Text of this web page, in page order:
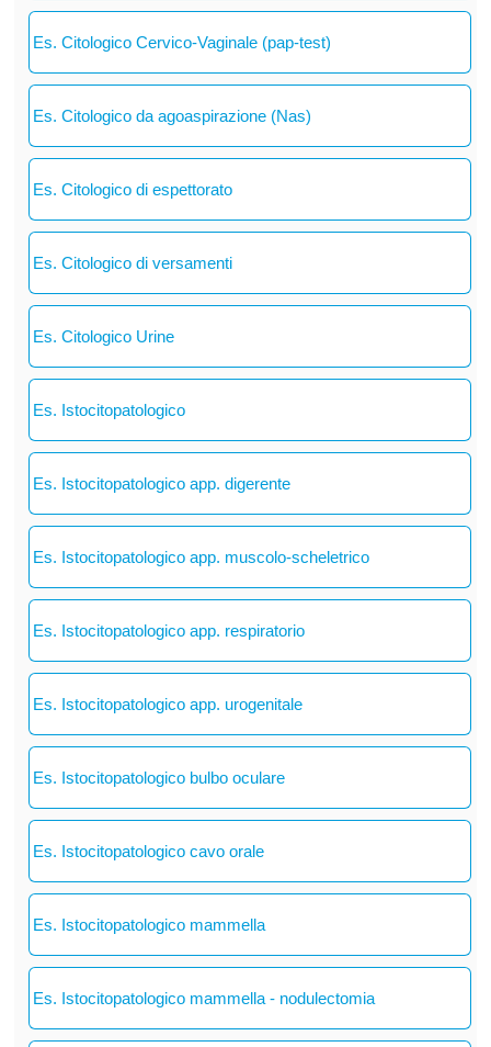
Es. Citologico Cervico-Vaginale (pap-test)
Es. Citologico da agoaspirazione (Nas)
Es. Citologico di espettorato
Es. Citologico di versamenti
Es. Citologico Urine
Es. Istocitopatologico
Es. Istocitopatologico app. digerente
Es. Istocitopatologico app. muscolo-scheletrico
Es. Istocitopatologico app. respiratorio
Es. Istocitopatologico app. urogenitale
Es. Istocitopatologico bulbo oculare
Es. Istocitopatologico cavo orale
Es. Istocitopatologico mammella
Es. Istocitopatologico mammella - nodulectomia